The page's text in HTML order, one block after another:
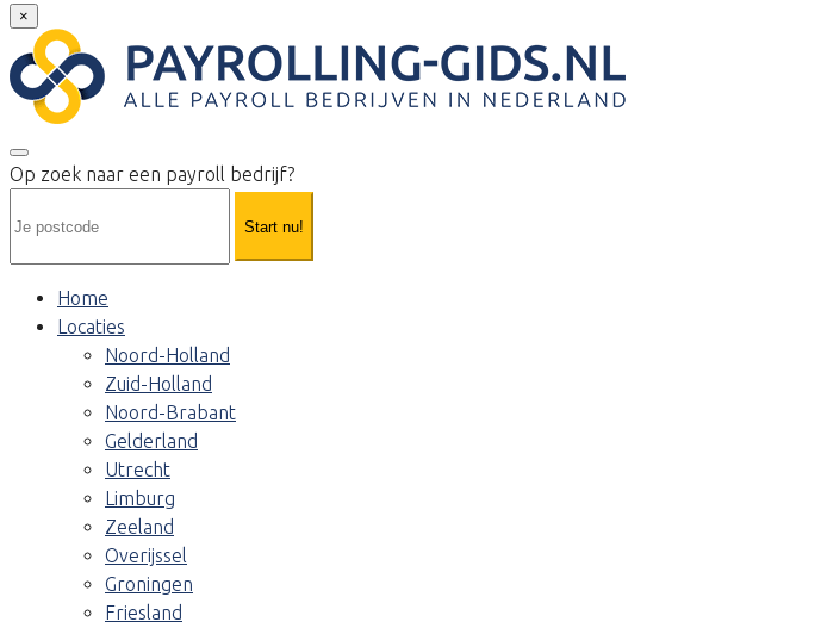
×
Op zoek naar een payroll bedrijf?
Start nu!
Home
Locaties
Noord-Holland
Zuid-Holland
Noord-Brabant
Gelderland
Utrecht
Limburg
Zeeland
Overijssel
Groningen
Friesland